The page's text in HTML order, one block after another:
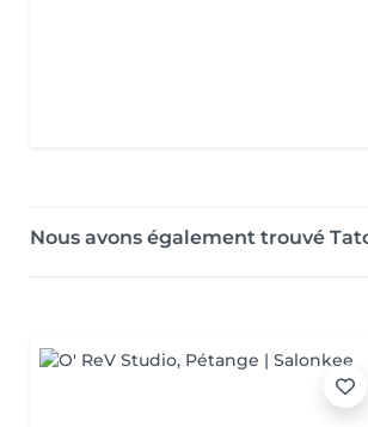
Nous avons également trouvé